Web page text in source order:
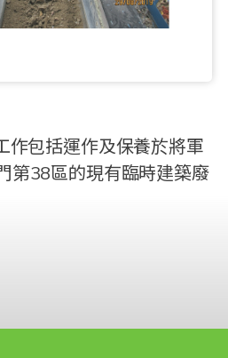
作包括運作及保養於將軍
第38區的現有臨時建築廢